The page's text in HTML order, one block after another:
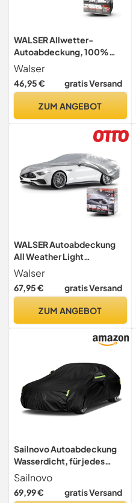
WALSER Allwetter-
Autoabdeckung, 100%
wasserdicht, Halbgarage
Größe L, Grau
Walser
46,95 € gratis Versand
ZUM ANGEBOT
WALSER Autoabdeckung
All Weather Light
Vollgarage Größe L
hellgrau, wasserdichte
Autogarage, Staubdicht
Gurtbefestigung
Walser
67,95 € gratis Versand
ZUM ANGEBOT
Sailnovo Autoabdeckung
Wasserdicht, für jedes
Wetter 7 Schichten
Strapazierfähig,
Vollständige
Sailnovo
69,99 € gratis Versand